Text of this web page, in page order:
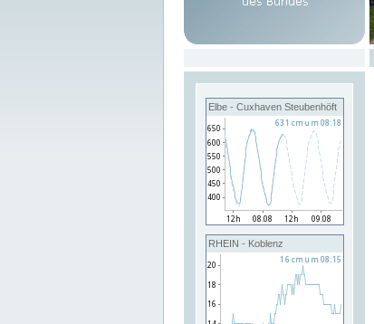
Elbe - Cuxhaven Steubenhöft
RHEIN - Koblenz